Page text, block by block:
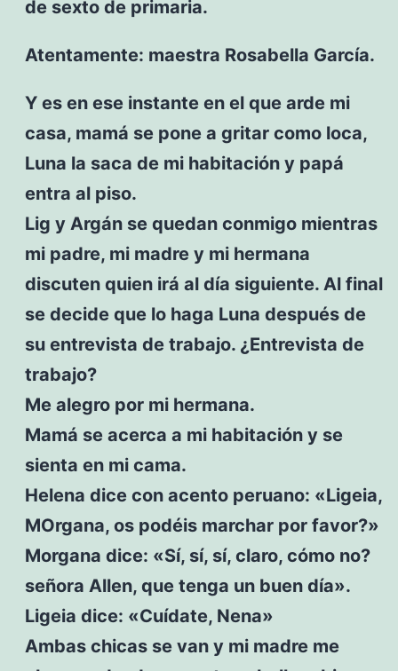
de sexto de primaria.
Atentamente: maestra Rosabella García.
Y es en ese instante en el que arde mi
casa, mamá se pone a gritar como loca,
Luna la saca de mi habitación y papá
entra al piso.
Lig y Argán se quedan conmigo mientras
mi padre, mi madre y mi hermana
discuten quien irá al día siguiente. Al final
se decide que lo haga Luna después de
su entrevista de trabajo. ¿Entrevista de
trabajo?
Me alegro por mi hermana.
Mamá se acerca a mi habitación y se
sienta en mi cama.
Helena dice con acento peruano: «Ligeia,
MOrgana, os podéis marchar por favor?»
Morgana dice: «Sí, sí, sí, claro, cómo no?
señora Allen, que tenga un buen día».
Ligeia dice: «Cuídate, Nena»
Ambas chicas se van y mi madre me